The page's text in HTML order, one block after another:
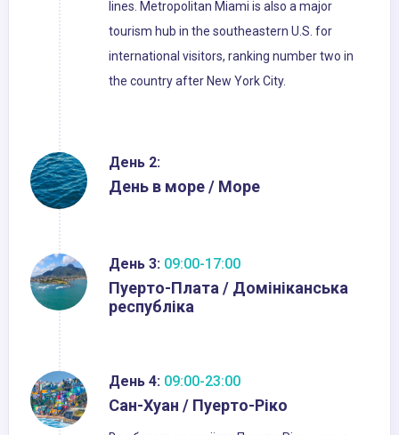
lines. Metropolitan Miami is also a major
tourism hub in the southeastern U.S. for
international visitors, ranking number two in
the country after New York City.
День 2:
День в море / Море
День 3: 09:00-17:00
Пуерто-Плата / Домініканська
республіка
День 4: 09:00-23:00
Сан-Хуан / Пуерто-Ріко